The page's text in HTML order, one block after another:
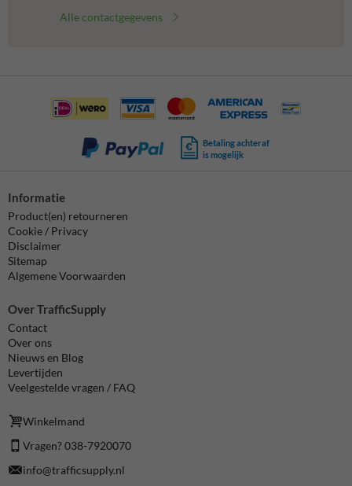
Alle contactgegevens
Betaling achteraf
is mogelijk
Informatie
Product(en) retourneren
Cookie / Privacy
Disclaimer
Sitemap
Algemene Voorwaarden
Over TrafficSupply
Contact
Over ons
Nieuws en Blog
Levertijden
Veelgestelde vragen / FAQ
Winkelmand
Vragen? 038-7920070
info@trafficsupply.nl